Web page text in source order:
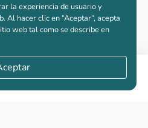
la experiencia de usuario y
Al hacer clic en “Aceptar“, acepta
web tal como se describe en